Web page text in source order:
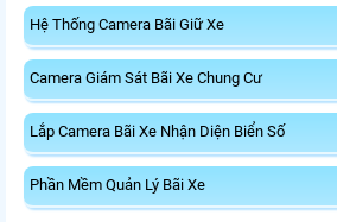
Hệ Thống Camera Bãi Giữ Xe
Camera Giám Sát Bãi Xe Chung Cư
Lắp Camera Bãi Xe Nhận Diện Biển Số
Phần Mềm Quản Lý Bãi Xe